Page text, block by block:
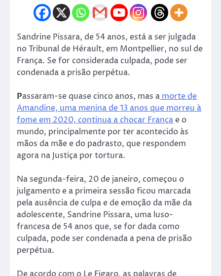
Sandrine Pissara, de 54 anos, está a ser julgada
no Tribunal de Hérault, em Montpellier, no sul de
França. Se for considerada culpada, pode ser
condenada a prisão perpétua.
Passaram-se quase cinco anos, mas a morte de
Amandine, uma menina de 13 anos que morreu à
fome em 2020, continua a chocar França e o
mundo, principalmente por ter acontecido às
mãos da mãe e do padrasto, que respondem
agora na Justiça por tortura.
Na segunda-feira, 20 de janeiro, começou o
julgamento e a primeira sessão ficou marcada
pela ausência de culpa e de emoção da mãe da
adolescente, Sandrine Pissara, uma luso-
francesa de 54 anos que, se for dada como
culpada, pode ser condenada a pena de prisão
perpétua.